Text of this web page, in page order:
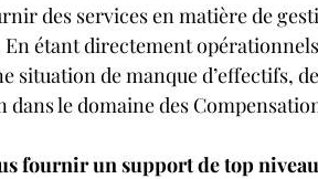
des services en matière de
En étant directement
situation de manque d’effectifs,
dans le domaine des
fournir un support de top niveau